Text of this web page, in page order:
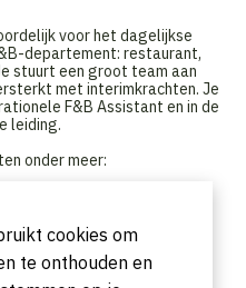
voor het dagelijkse
departement: restaurant,
stuurt een groot team aan
met interimkrachten. Je
F&B Assistant en in de
leiding.
onder meer:
je adviseert bij
op en coacht en
cookies om
te onthouden en